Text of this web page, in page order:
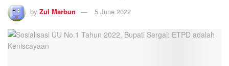
by Zul Marbun 5 June 2022